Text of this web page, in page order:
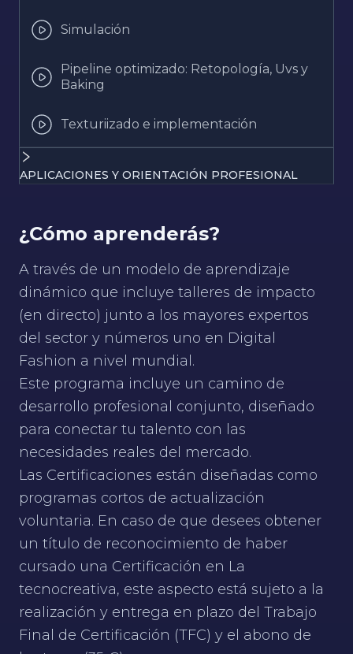
Simulación
Pipeline optimizado: Retopología, Uvs y
Baking
Texturiizado e implementación
APLICACIONES Y ORIENTACIÓN PROFESIONAL
¿Cómo aprenderás?
A través de un modelo de aprendizaje
dinámico que incluye talleres de impacto
(en directo) junto a los mayores expertos
del sector y números uno en Digital
Fashion a nivel mundial.
Este programa incluye un camino de
desarrollo profesional conjunto, diseñado
para conectar tu talento con las
necesidades reales del mercado.
Las Certificaciones están diseñadas como
programas cortos de actualización
voluntaria. En caso de que desees obtener
un título de reconocimiento de haber
cursado una Certificación en La
tecnocreativa, este aspecto está sujeto a la
realización y entrega en plazo del Trabajo
Final de Certificación (TFC) y el abono de